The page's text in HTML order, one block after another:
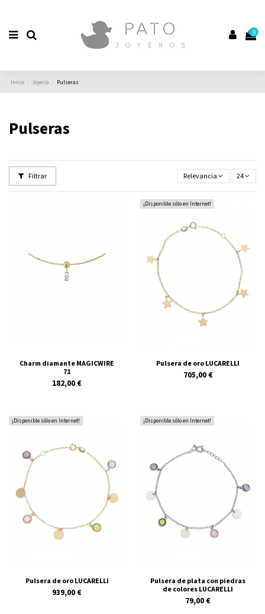
0
Inicio Joyería Pulseras
Pulseras
Filtrar Relevancia 24
Charm diamante MAGICWIRE
71
182,00 €
¡Disponible sólo en Internet!
Pulsera de oro LUCARELLI
705,00 €
¡Disponible sólo en Internet!
Pulsera de oro LUCARELLI
939,00 €
¡Disponible sólo en Internet!
Pulsera de plata con piedras
de colores LUCARELLI
79,00 €